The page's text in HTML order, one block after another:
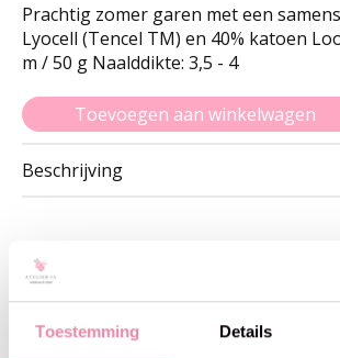
Toestemming Details
Prachtig zomer garen met een
Lyocell (Tencel TM) en 40% katoen
m / 50 g Naalddikte: 3,5 - 4
Toevoegen aan winkelwagen
Beschrijving
Gerelateerde